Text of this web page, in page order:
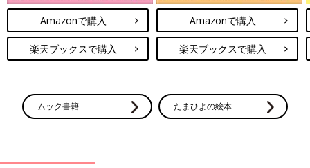
Amazonで購入
楽天ブックスで購入
Amazonで購入
楽天ブックスで購入
ムック書籍 たまひよの絵本